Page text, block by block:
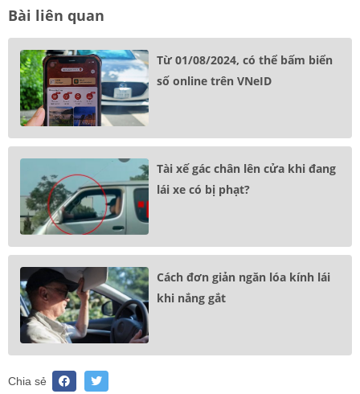
Bài liên quan
Từ 01/08/2024, có thể bấm biển
số online trên VNeID
Tài xế gác chân lên cửa khi đang
lái xe có bị phạt?
Cách đơn giản ngăn lóa kính lái
khi nắng gắt
Chia sẻ